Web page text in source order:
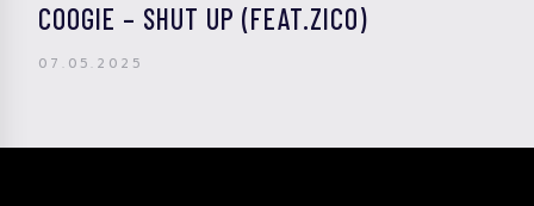
COOGIE – SHUT UP (FEAT.ZICO)
07.05.2025